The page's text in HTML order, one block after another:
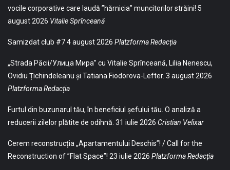
vocile corporative care laudă ”hărnicia” muncitorilor străini! 5
august 2026 Vitalie Sprînceană
Samizdat club #74 august 2026 Platzforma Redacția
„Strada Păcii/Улица Мира” cu Vitalie Sprînceană, Lilia Nenescu,
Ovidiu Țichindeleanu și Tatiana Fiodorova-Lefter. 3 august 2026
Platzforma Redacția
Furtul din buzunarul tău, în beneficiul șefului tău. O analiză a
reducerii zilelor plătite de odihnă. 31 iulie 2026 Cristian Velixar
Cerem reconstrucția „Apartamentului Deschis”! / Call for the
Reconstruction of ”Flat Space”! 23 iulie 2026 Platzforma Redacția